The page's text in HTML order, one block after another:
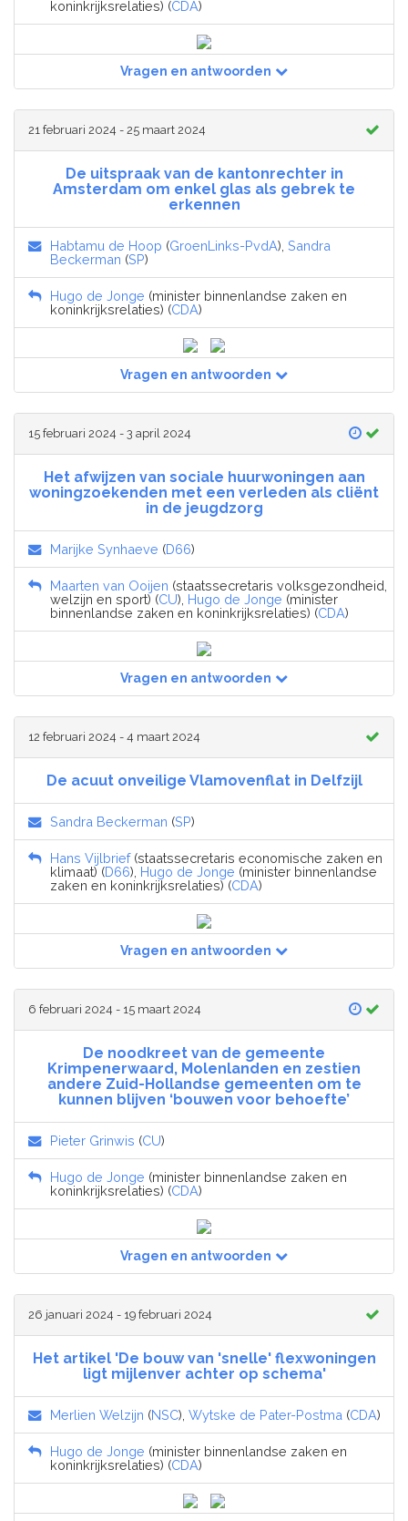
koninkrijksrelaties) (CDA)
Vragen en antwoorden
21 februari 2024 - 25 maart 2024
De uitspraak van de kantonrechter in
Amsterdam om enkel glas als gebrek te
erkennen
Habtamu de Hoop (GroenLinks-PvdA), Sandra
Beckerman (SP)
Hugo de Jonge (minister binnenlandse zaken en
koninkrijksrelaties) (CDA)
Vragen en antwoorden
15 februari 2024 - 3 april 2024
Het afwijzen van sociale huurwoningen aan
woningzoekenden met een verleden als cliënt
in de jeugdzorg
Marijke Synhaeve (D66)
Maarten van Ooijen (staatssecretaris volksgezondheid,
welzijn en sport) (CU), Hugo de Jonge (minister
binnenlandse zaken en koninkrijksrelaties) (CDA)
Vragen en antwoorden
12 februari 2024 - 4 maart 2024
De acuut onveilige Vlamovenflat in Delfzijl
Sandra Beckerman (SP)
Hans Vijlbrief(staatssecretaris economische zaken en
klimaat) (D66), Hugo de Jonge (minister binnenlandse
zaken en koninkrijksrelaties) (CDA)
Vragen en antwoorden
6 februari 2024 - 15 maart 2024
De noodkreet van de gemeente
Krimpenerwaard, Molenlanden en zestien
andere Zuid-Hollandse gemeenten om te
kunnen blijven ‘bouwen voor behoefte’
Pieter Grinwis (CU)
Hugo de Jonge (minister binnenlandse zaken en
koninkrijksrelaties) (CDA)
Vragen en antwoorden
26 januari 2024 - 19 februari 2024
Het artikel 'De bouw van 'snelle' flexwoningen
ligt mijlenver achter op schema'
Merlien Welzijn (NSC), Wytske de Pater-Postma (CDA)
Hugo de Jonge (minister binnenlandse zaken en
koninkrijksrelaties) (CDA)